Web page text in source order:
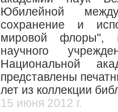
Юбилейной
сохранение и
мировой флоры",
научного
Национальной
представлены
лет из коллекции
15 июня 2012 г.